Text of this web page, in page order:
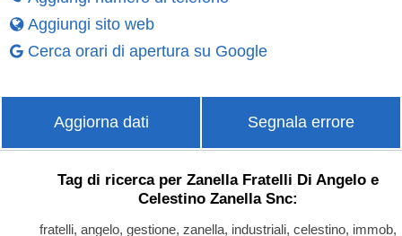
Aggiungi sito web
Cerca orari di apertura su Google
Aggiorna dati Segnala errore
Tag di ricerca per Zanella Fratelli Di Angelo e
Celestino Zanella Snc:
fratelli, angelo, gestione, zanella, industriali, celestino, immob,